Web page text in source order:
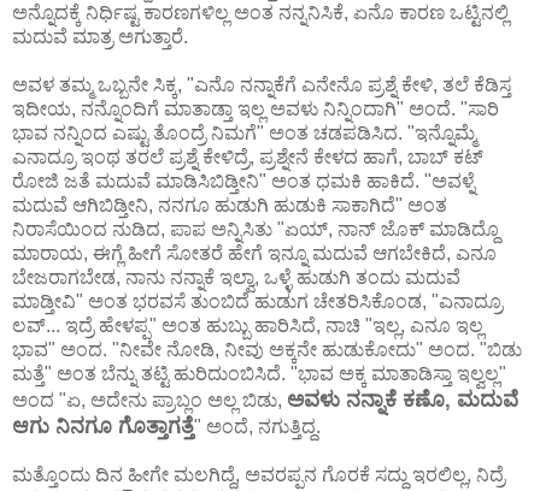
ಅನ್ನೊದಕ್ಕೆ ನಿರ್ಧಿಷ್ಟ ಕಾರಣಗಳಿಲ್ಲ ಅಂತ ನನ್ನನಿಸಿಕೆ, ಏನೊ ಕಾರಣ ಒಟ್ಟಿನಲ್ಲಿ
ಮದುವೆ ಮಾತ್ರ ಅಗುತ್ತಾರೆ.
ಅವಳ ತಮ್ಮ ಒಬ್ಬನೇ ಸಿಕ್ಕ, "ಎನೊ ನನ್ನಾಕೆಗೆ ಎನೇನೊ ಪ್ರಶ್ನೆ ಕೇಳಿ, ತಲೆ ಕೆಡಿಸ್ತ
ಇದೀಯ, ನನ್ನೊಂದಿಗೆ ಮಾತಾಡ್ತಾ ಇಲ್ಲ ಅವಳು ನಿನ್ನಿಂದಾಗಿ" ಅಂದೆ. "ಸಾರಿ
ಭಾವ ನನ್ನಿಂದ ಎಷ್ಟು ತೊಂದ್ರೆ ನಿಮಗೆ" ಅಂತ ಚಡಪಡಿಸಿದ. "ಇನ್ನೊಮ್ಮೆ
ಎನಾದ್ರೂ ಇಂಥ ತರಲೆ ಪ್ರಶ್ನೆ ಕೇಳಿದ್ರೆ, ಪ್ರಶ್ನೇನೆ ಕೇಳದ ಹಾಗೆ, ಬಾಬ್ ಕಟ್
ರೋಜಿ ಜತೆ ಮದುವೆ ಮಾಡಿಸಿಬಿಡ್ತೀನಿ" ಅಂತ ಧಮಕಿ ಹಾಕಿದೆ. "ಅವಳ್ನೆ
ಮದುವೆ ಆಗಿಬಿಡ್ತೀನಿ, ನನಗೂ ಹುಡುಗಿ ಹುಡುಕಿ ಸಾಕಾಗಿದೆ" ಅಂತ
ನಿರಾಸೆಯಿಂದ ನುಡಿದ, ಪಾಪ ಅನ್ನಿಸಿತು "ಏಯ್, ನಾನ್ ಜೊಕ್ ಮಾಡಿದ್ದೊ
ಮಾರಾಯ, ಈಗ್ಲೆ ಹೀಗೆ ಸೋತರೆ ಹೇಗೆ ಇನ್ನೂ ಮದುವೆ ಆಗಬೇಕಿದೆ, ಎನೂ
ಬೇಜರಾಗಬೇಡ, ನಾನು ನನ್ನಾಕೆ ಇಲ್ವಾ, ಒಳ್ಳೆ ಹುಡುಗಿ ತಂದು ಮದುವೆ
ಮಾಡ್ತೀವಿ" ಅಂತ ಭರವಸೆ ತುಂಬಿದೆ ಹುಡುಗ ಚೇತರಿಸಿಕೊಂಡ, "ಎನಾದ್ರೂ
ಲವ್... ಇದ್ರೆ ಹೇಳಪ್ಪ" ಅಂತ ಹುಬ್ಬು ಹಾರಿಸಿದೆ, ನಾಚಿ "ಇಲ್ಲ, ಎನೂ ಇಲ್ಲ
ಭಾವ" ಅಂದ. "ನೀವೇ ನೋಡಿ, ನೀವು ಅಕ್ಕನೇ ಹುಡುಕೋದು" ಅಂದ. "ಬಿಡು
ಮತ್ತೆ" ಅಂತ ಬೆನ್ನು ತಟ್ಟಿ ಹುರಿದುಂಬಿಸಿದೆ. "ಭಾವ ಅಕ್ಕ ಮಾತಾಡಿಸ್ತಾ ಇಲ್ವಲ್ಲ"
ಅಂದ "ಏ, ಅದೇನು ಪ್ರಾಬ್ಲಂ ಅಲ್ಲ ಬಿಡು, ಅವಳು ನನ್ನಾಕೆ ಕಣೊ, ಮದುವೆ
ಆಗು ನಿನಗೂ ಗೊತ್ತಾಗತ್ತೆ" ಅಂದೆ, ನಗುತ್ತಿದ್ದ.
ಮತ್ತೊಂದು ದಿನ ಹೀಗೇ ಮಲಗಿದ್ದೆ, ಅವರಪ್ಪನ ಗೊರಕೆ ಸದ್ದು ಇರಲಿಲ್ಲ, ನಿದ್ರೆ